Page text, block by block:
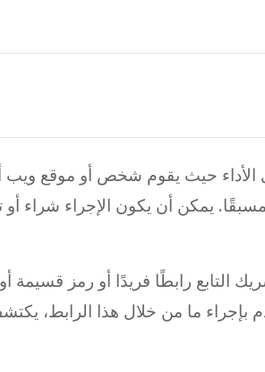
حيث يقوم شخص أو موقع ويب
يمكن أن يكون الإجراء شراء
التابع رابطًا فريدًا أو رمز قسيمة
ما من خلال هذا الرابط،